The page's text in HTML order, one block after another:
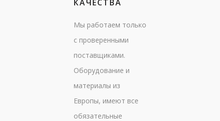
КАЧЕСТВА
Мы работаем только
с проверенными
поставщиками.
Оборудование и
материалы из
Европы, имеют все
обязательные